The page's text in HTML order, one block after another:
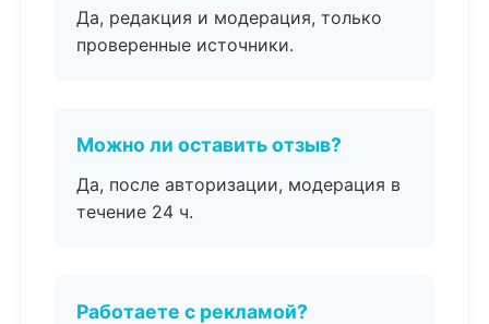
Да, редакция и модерация, только
проверенные источники.
Можно ли оставить отзыв?
Да, после авторизации, модерация в
течение 24 ч.
Работаете с рекламой?